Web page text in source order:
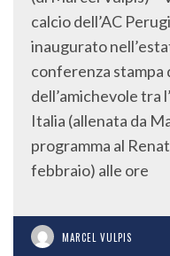
(di Marcel Vulpis) –
calcio dell’AC
inaugurato
conferenza
dell’amichevole tra
Italia (allenata da
programma al
febbraio) alle ore